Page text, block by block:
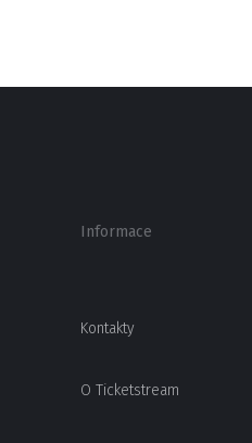
Informace
Kontakty
O Ticketstream